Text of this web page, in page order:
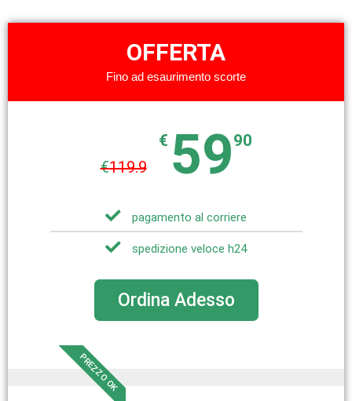
OFFERTA
Fino ad esaurimento scorte
€119.9
€ 5990
pagamento al corriere
spedizione veloce h24
Ordina Adesso
PREZZO OK
pezzi limitati in magazzino